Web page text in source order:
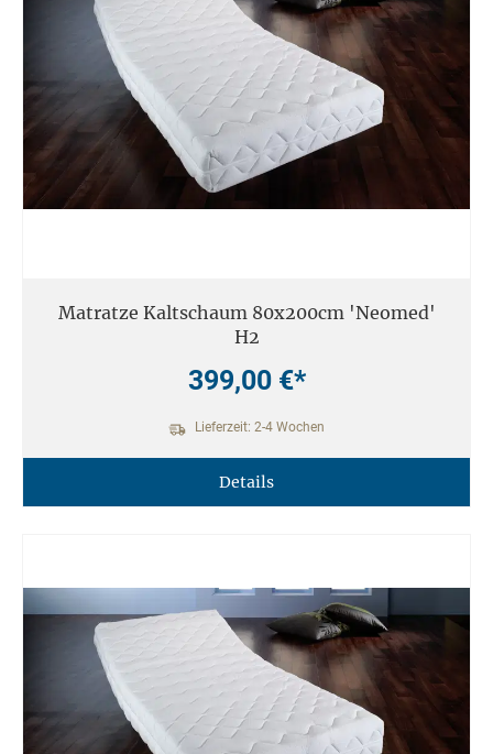
Matratze Kaltschaum 80x200cm 'Neomed'
H2
399,00 €*
Lieferzeit: 2-4 Wochen
Details